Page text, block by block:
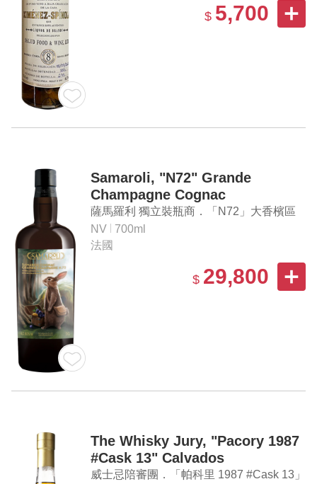
$ 5,700
Samaroli, "N72" Grande
Champagne Cognac
薩馬羅利 獨立裝瓶商．「N72」大香檳區
干邑白蘭地
NV
700ml
法國
$ 29,800
The Whisky Jury, "Pacory 1987
#Cask 13" Calvados
Domfrontais
威士忌陪審團．「帕科里 1987 #Cask 13」